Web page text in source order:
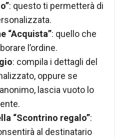
: questo ti permetterà di
“Acquista”: quello che
l’ordine.
: compila i dettagli del
oppure se
lascia vuoto lo
“Scontrino regalo”:
al destinatario